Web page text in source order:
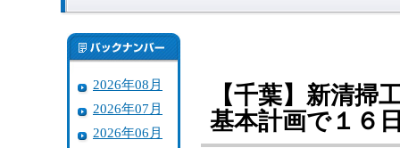
2026年08月
2026年07月
2026年06月
【千葉】新清掃
基本計画で１